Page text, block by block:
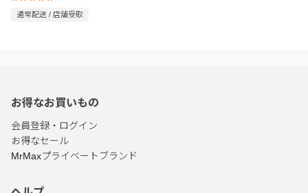
通常配送 / 店舗受取
お得なお買いもの
会員登録・ログイン
お得なセール
MrMaxプライベートブランド